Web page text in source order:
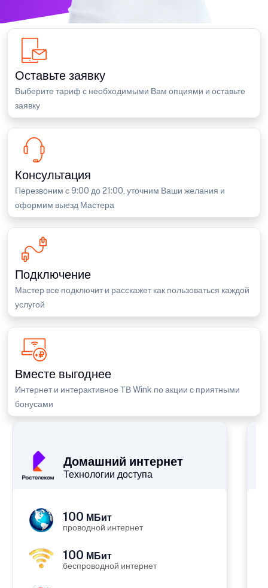
Оставьте заявку
Выберите тариф с необходимыми Вам опциями и оставьте
заявку
Консультация
Перезвоним с 9:00 до 21:00, уточним Ваши желания и
оформим выезд Мастера
Подключение
Мастер все подключит и расскажет как пользоваться каждой
услугой
Вместе выгоднее
Интернет и интерактивное ТВ Wink по акции с приятными
бонусами
Домашний интернет
Технологии доступа
100 МБит
проводной интернет
100 МБит
беспроводной интернет